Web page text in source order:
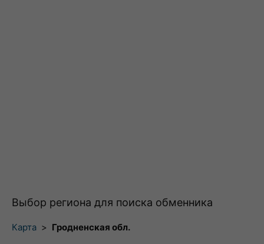
Выбор региона для поиска обменника
Карта > Гродненская обл.